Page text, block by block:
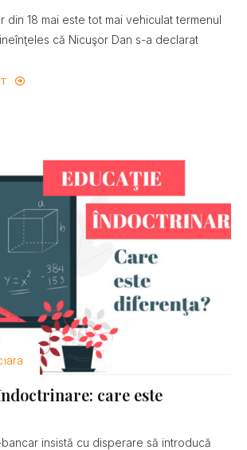
din 18 mai este tot mai vehiculat termenul
că Nicuşor Dan s-a declarat
care este
insistă cu disperare să introducă